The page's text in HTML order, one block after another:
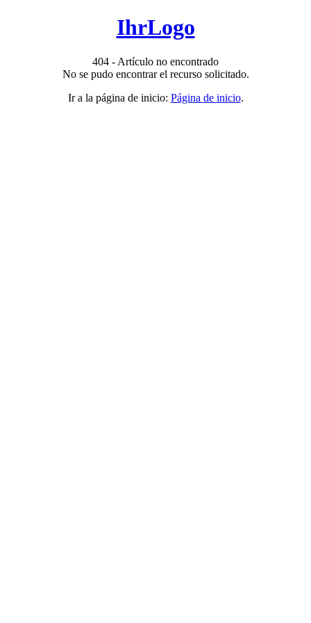
IhrLogo
404 - Artículo no encontrado
No se pudo encontrar el recurso solicitado.
Ir a la página de inicio: Página de inicio.